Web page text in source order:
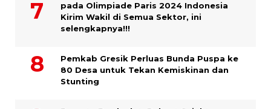
pada Olimpiade Paris 2024 Indonesia
Kirim Wakil di Semua Sektor, ini
selengkapnya!!!
Pemkab Gresik Perluas Bunda Puspa ke
80 Desa untuk Tekan Kemiskinan dan
Stunting